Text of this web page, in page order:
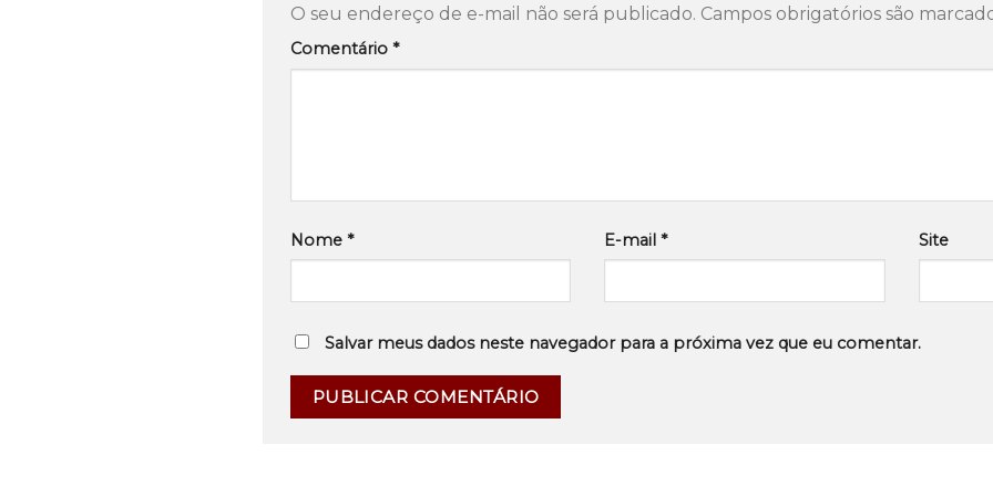
O seu endereço de e-mail não será publicado. Campos obrigatórios são
Comentário *
Nome * E-mail* Site
Salvar meus dados neste navegador para a próxima vez que eu comentar.